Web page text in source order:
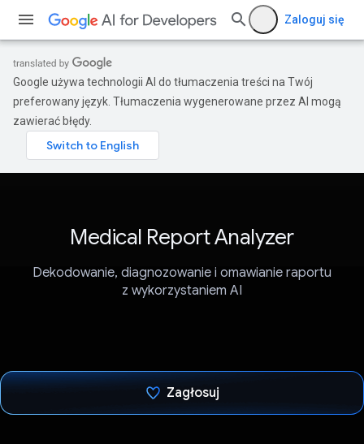
Zaloguj się
Google używa technologii AI do tłumaczenia treści na Twój
preferowany język. Tłumaczenia wygenerowane przez AI mogą
zawierać błędy.
Medical Report Analyzer
Dekodowanie, diagnozowanie i omawianie raportu
z wykorzystaniem AI
Zagłosuj